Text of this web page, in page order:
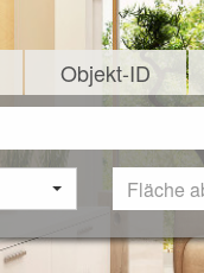
Objekt-ID